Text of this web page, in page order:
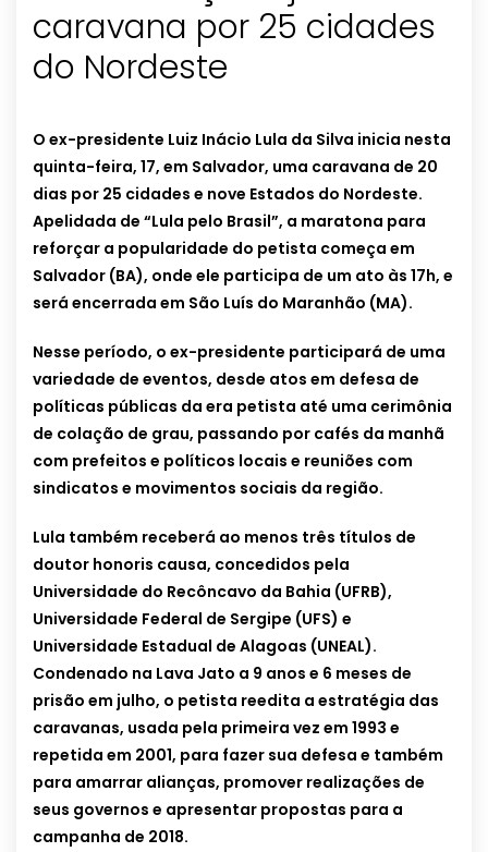
caravana por 25 cidades
do Nordeste
O ex-presidente Luiz Inácio Lula da Silva inicia nesta
quinta-feira, 17, em Salvador, uma caravana de 20
dias por 25 cidades e nove Estados do Nordeste.
Apelidada de “Lula pelo Brasil”, a maratona para
reforçar a popularidade do petista começa em
Salvador (BA), onde ele participa de um ato às 17h, e
será encerrada em São Luís do Maranhão (MA).
Nesse período, o ex-presidente participará de uma
variedade de eventos, desde atos em defesa de
políticas públicas da era petista até uma cerimônia
de colação de grau, passando por cafés da manhã
com prefeitos e políticos locais e reuniões com
sindicatos e movimentos sociais da região.
Lula também receberá ao menos três títulos de
doutor honoris causa, concedidos pela
Universidade do Recôncavo da Bahia (UFRB),
Universidade Federal de Sergipe (UFS) e
Universidade Estadual de Alagoas (UNEAL).
Condenado na Lava Jato a 9 anos e 6 meses de
prisão em julho, o petista reedita a estratégia das
caravanas, usada pela primeira vez em 1993 e
repetida em 2001, para fazer sua defesa e também
para amarrar alianças, promover realizações de
seus governos e apresentar propostas para a
campanha de 2018.